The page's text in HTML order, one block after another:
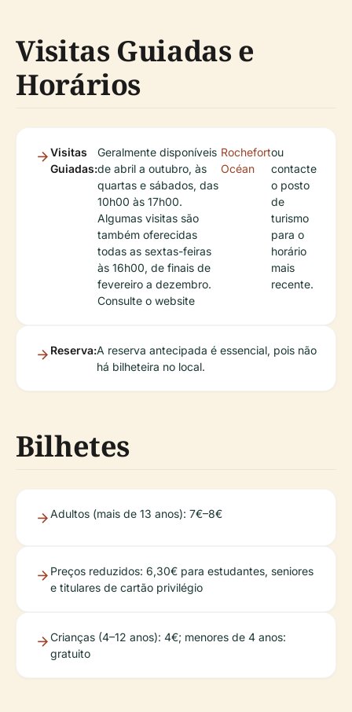
Visitas Guiadas e
Horários
Visitas
Guiadas:
Geralmente disponíveis
de abril a outubro, às
quartas e sábados, das
10h00 às 17h00.
Algumas visitas são
também oferecidas
todas as sextas-feiras
às 16h00, de finais de
fevereiro a dezembro.
Consulte o website
Rochefort
Océan
ou
contacte
o posto
de
turismo
para o
horário
mais
recente.
Reserva:A reserva antecipada é essencial, pois não
há bilheteira no local.
Bilhetes
Adultos (mais de 13 anos): 7€–8€
Preços reduzidos: 6,30€ para estudantes, seniores
e titulares de cartão privilégio
Crianças (4–12 anos): 4€; menores de 4 anos:
gratuito